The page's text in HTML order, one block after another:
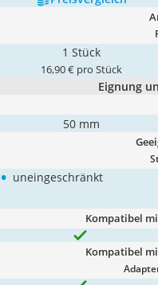
1 Stück
16,90 € pro Stück
Eignung
50 mm
• uneingeschränkt
Kompatibel
Kompatibel